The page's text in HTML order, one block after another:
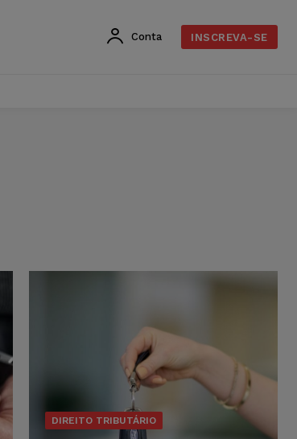
Conta INSCREVA-SE
DIREITO TRIBUTÁRIO